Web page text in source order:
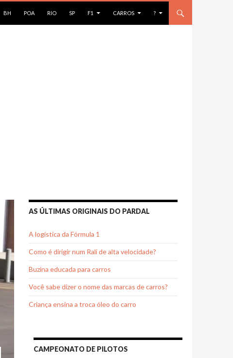
BH
POA RIO SP F1 CARROS ?
AS ÚLTIMAS ORIGINAIS DO PARDAL
A logística da Fórmula 1
Como é dirigir num Rali de alta velocidade?
Buzina educada para carros
Você sabe dizer o nome das marcas de carros?
Criança ensina a troca óleo do carro
CAMPEONATO DE PILOTOS